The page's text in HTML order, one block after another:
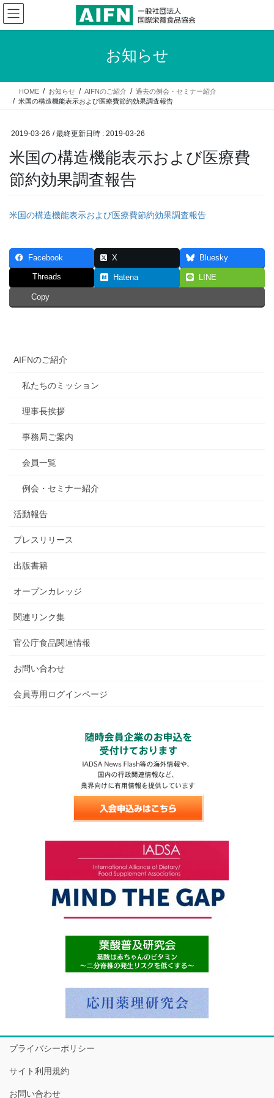
コ
ン
テ
ス
ナ
ビ
ゲ
ン
お知らせ
HOME お知らせ AIFNのご紹介
過去の例会・セミナー紹介
米国の構造機能表示および医療費節約効果調査報告
2019-03-26 / 最終更新日時 : 2019-03-26
米国の構造機能表示および医療費
節約効果調査報告
米国の構造機能表示および医療費節約効果調査報告
Facebook X Bluesky
Threads Hatena LINE
Copy
AIFNのご紹介
私たちのミッション
理事長挨拶
事務局ご案内
会員一覧
例会・セミナー紹介
活動報告
プレスリリース
出版書籍
オープンカレッジ
関連リンク集
官公庁食品関連情報
お問い合わせ
会員専用ログインページ
プライバシーポリシー
サイト利用規約
お問い合わせ